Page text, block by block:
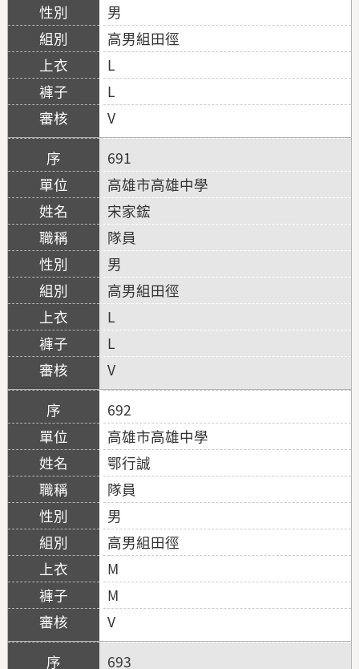
男
高男組田徑
L
L
V
691
高雄市高雄中學
宋家鋐
隊員
男
高男組田徑
L
L
V
692
高雄市高雄中學
鄂行誠
隊員
男
高男組田徑
M
M
V
693